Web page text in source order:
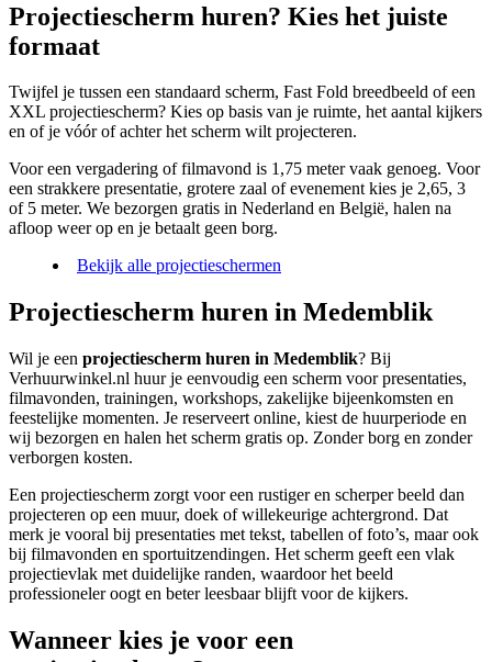
Projectiescherm huren? Kies het juiste
formaat
Twijfel je tussen een standaard scherm, Fast Fold breedbeeld of een
XXL projectiescherm? Kies op basis van je ruimte, het aantal kijkers
en of je vóór of achter het scherm wilt projecteren.
Voor een vergadering of filmavond is 1,75 meter vaak genoeg. Voor
een strakkere presentatie, grotere zaal of evenement kies je 2,65, 3
of 5 meter. We bezorgen gratis in Nederland en België, halen na
afloop weer op en je betaalt geen borg.
Bekijk alle projectieschermen
Projectiescherm huren in Medemblik
Wil je een projectiescherm huren in Medemblik? Bij
Verhuurwinkel.nl huur je eenvoudig een scherm voor presentaties,
filmavonden, trainingen, workshops, zakelijke bijeenkomsten en
feestelijke momenten. Je reserveert online, kiest de huurperiode en
wij bezorgen en halen het scherm gratis op. Zonder borg en zonder
verborgen kosten.
Een projectiescherm zorgt voor een rustiger en scherper beeld dan
projecteren op een muur, doek of willekeurige achtergrond. Dat
merk je vooral bij presentaties met tekst, tabellen of foto’s, maar ook
bij filmavonden en sportuitzendingen. Het scherm geeft een vlak
projectievlak met duidelijke randen, waardoor het beeld
professioneler oogt en beter leesbaar blijft voor de kijkers.
Wanneer kies je voor een